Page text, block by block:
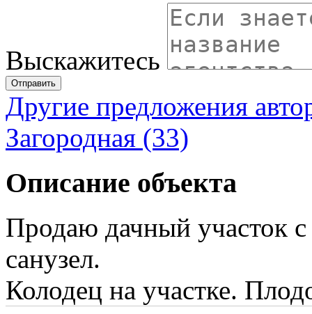
Выскажитесь
Отправить
Другие предложения
Загородная (33)
Описание объекта
Продаю дачный участок
санузел.
Колодец на участке.